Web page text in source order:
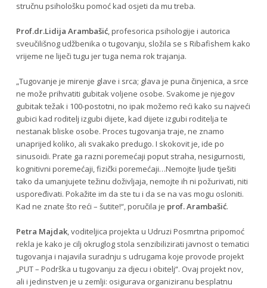
stručnu psihološku pomoć kad osjeti da mu treba.
Prof.dr.Lidija Arambašić, profesorica psihologije i autorica
sveučilišnog udžbenika o tugovanju, složila se s Ribafishem kako
vrijeme ne liječi tugu jer tuga nema rok trajanja.
„Tugovanje je mirenje glave i srca; glava je puna činjenica, a srce
ne može prihvatiti gubitak voljene osobe. Svakome je njegov
gubitak težak i 100-postotni, no ipak možemo reći kako su najveći
gubici kad roditelj izgubi dijete, kad dijete izgubi roditelja te
nestanak bliske osobe. Proces tugovanja traje, ne znamo
unaprijed koliko, ali svakako predugo. I skokovit je, ide po
sinusoidi. Prate ga razni poremećaji poput straha, nesigurnosti,
kognitivni poremećaji, fizički poremećaji…Nemojte ljude tješiti
tako da umanjujete težinu doživljaja, nemojte ih ni požurivati, niti
uspoređivati. Pokažite im da ste tu i da se na vas mogu osloniti.
Kad ne znate što reći – šutite!“, poručila je prof. Arambašić.
Petra Majdak, voditeljica projekta u Udruzi Posmrtna pripomoć
rekla je kako je cilj okruglog stola senzibilizirati javnost o tematici
tugovanja i najavila suradnju s udrugama koje provode projekt
„PUT – Podrška u tugovanju za djecu i obitelj“. Ovaj projekt nov,
ali i jedinstven je u zemlji: osigurava organiziranu besplatnu